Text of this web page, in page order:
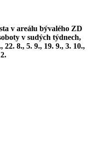
v areálu bývalého ZD
v sudých týdnech,
22. 8., 5. 9., 19. 9., 3. 10.,